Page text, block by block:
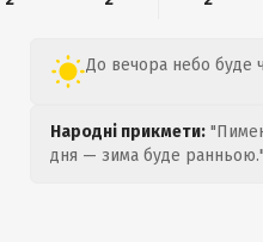
До вечора небо буде
Народні прикмети:
дня — зима буде ранньою."